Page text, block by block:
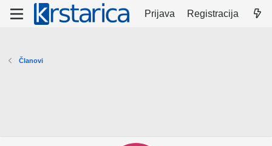
Prijava Registracija
Članovi